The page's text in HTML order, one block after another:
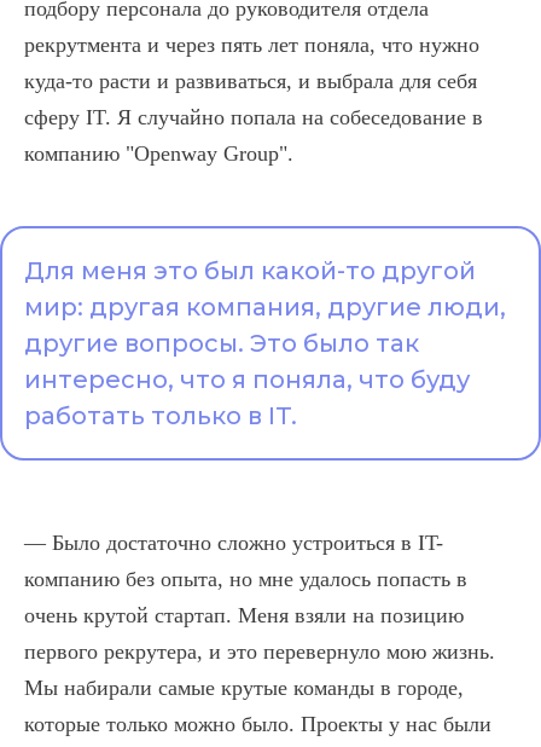
подбору персонала до руководителя отдела
рекрутмента и через пять лет поняла, что нужно
куда-то расти и развиваться, и выбрала для себя
сферу IT. Я случайно попала на собеседование в
компанию "Openway Group".
Для меня это был какой-то другой
мир: другая компания, другие люди,
другие вопросы. Это было так
интересно, что я поняла, что буду
работать только в IT.
— Было достаточно сложно устроиться в IT-
компанию без опыта, но мне удалось попасть в
очень крутой стартап. Меня взяли на позицию
первого рекрутера, и это перевернуло мою жизнь.
Мы набирали самые крутые команды в городе,
которые только можно было. Проекты у нас были